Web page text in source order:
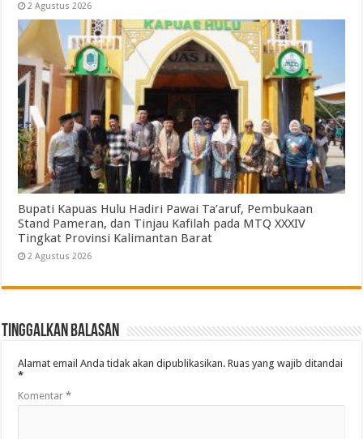
2 Agustus 2026
Bupati Kapuas Hulu Hadiri Pawai Ta’aruf, Pembukaan
Stand Pameran, dan Tinjau Kafilah pada MTQ XXXIV
Tingkat Provinsi Kalimantan Barat
2 Agustus 2026
Tinggalkan Balasan
Alamat email Anda tidak akan dipublikasikan. Ruas yang wajib ditandai
*
Komentar*